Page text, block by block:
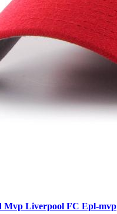
Mvp Liverpool FC Epl-mvp